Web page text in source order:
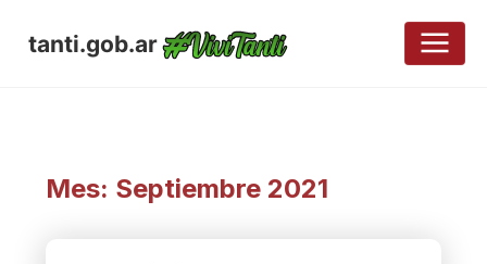
tanti.gob.ar
Mes: Septiembre 2021